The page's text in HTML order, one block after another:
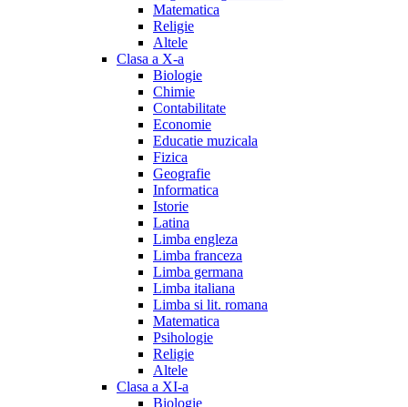
Matematica
Religie
Altele
Clasa a X-a
Biologie
Chimie
Contabilitate
Economie
Educatie muzicala
Fizica
Geografie
Informatica
Istorie
Latina
Limba engleza
Limba franceza
Limba germana
Limba italiana
Limba si lit. romana
Matematica
Psihologie
Religie
Altele
Clasa a XI-a
Biologie